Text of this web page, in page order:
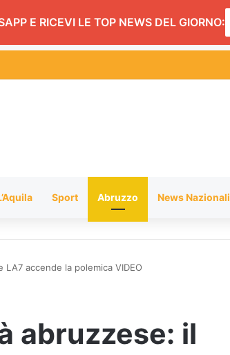
E RICEVI LE TOP NEWS DEL GIORNO:
Sport Abruzzo News Nazionali
accende la polemica VIDEO
abruzzese: il